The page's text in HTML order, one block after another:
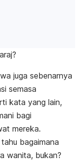
juga sebenarnya
semasa
kata yang lain,
bagi
mereka.
bagaimana
wanita, bukan?